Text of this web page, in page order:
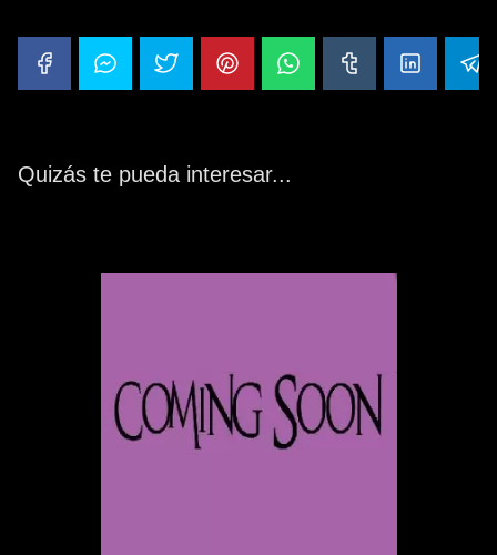
Quizás te pueda interesar...